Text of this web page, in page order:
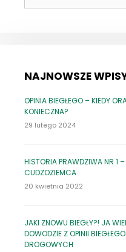
NAJNOWSZE
OPINIA BIEGŁEGO – KIEDY
KONIECZNA?
29 lutego 2024
HISTORIA PRAWDZIWA NR 1
CUDZOZIEMCA
20 kwietnia 2022
JAKI ZNOWU BIEGŁY?! JA
DOWODZIE Z OPINII
DROGOWYCH